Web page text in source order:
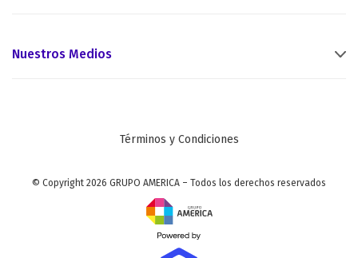
Nuestros Medios
Términos y Condiciones
© Copyright 2026 GRUPO AMERICA – Todos los derechos reservados